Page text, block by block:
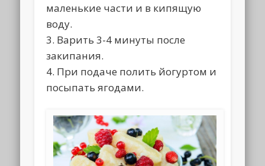
маленькие части и в кипящую
воду.
3. Варить 3-4 минуты после
закипания.
4. При подаче полить йогуртом и
посыпать ягодами.